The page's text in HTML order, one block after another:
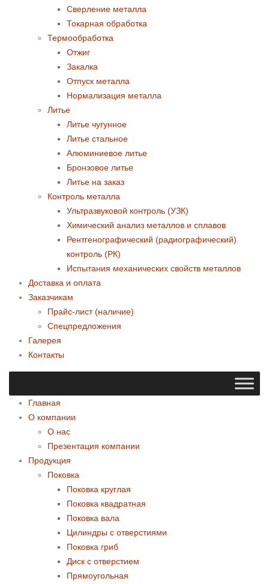
Сверление металла
Токарная обработка
Термообработка
Отжиг
Закалка
Отпуск металла
Нормализация металла
Литье
Литье чугунное
Литье стальное
Алюминиевое литье
Бронзовое литье
Литье на заказ
Контроль металла
Ультразвуковой контроль (УЗК)
Химический анализ металлов и сплавов
Рентгенографический (радиографический)
контроль (РК)
Испытания механических свойств металлов
Доставка и оплата
Заказчикам
Прайс-лист (наличие)
Спецпредложения
Галерея
Контакты
Главная
О компании
О нас
Презентация компании
Продукция
Поковка
Поковка круглая
Поковка квадратная
Поковка вала
Цилиндры с отверстиями
Поковка гриб
Диск с отверстием
Прямоугольная